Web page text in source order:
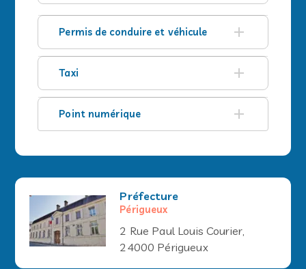
Permis de conduire et véhicule
Taxi
Point numérique
Préfecture
Périgueux
2 Rue Paul Louis Courier,
24000 Périgueux